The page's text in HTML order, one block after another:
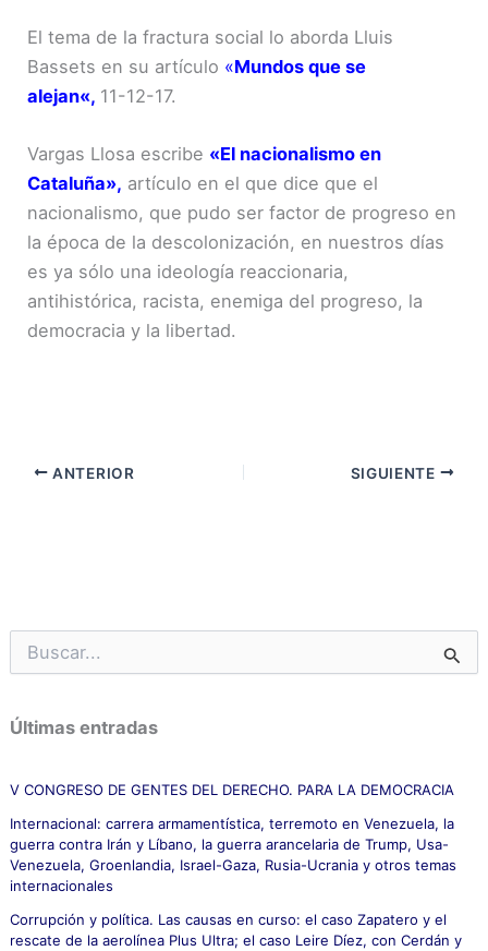
El tema de la fractura social lo aborda Lluis
Bassets en su artículo «Mundos que se
alejan«, 11-12-17.
Vargas Llosa escribe «El nacionalismo en
Cataluña», artículo en el que dice que el
nacionalismo, que pudo ser factor de progreso en
la época de la descolonización, en nuestros días
es ya sólo una ideología reaccionaria,
antihistórica, racista, enemiga del progreso, la
democracia y la libertad.
ANTERIOR SIGUIENTE
u
c
a
p
r
:
Últimas entradas
V CONGRESO DE GENTES DEL DERECHO. PARA LA DEMOCRACIA
Internacional: carrera armamentística, terremoto en Venezuela, la
guerra contra Irán y Líbano, la guerra arancelaria de Trump, Usa-
Venezuela, Groenlandia, Israel-Gaza, Rusia-Ucrania y otros temas
internacionales
Corrupción y política. Las causas en curso: el caso Zapatero y el
rescate de la aerolínea Plus Ultra; el caso Leire Díez, con Cerdán y